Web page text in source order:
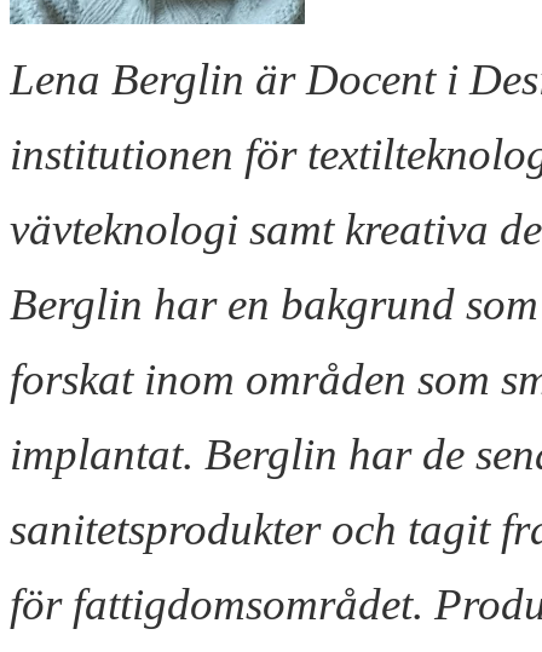
Lena Berglin är Docent i
institutionen för
vävteknologi samt kreativa
Berglin har en bakgrund
forskat inom områden som
implantat. Berglin har de
sanitetsprodukter och tagit
för fattigdomsområdet.